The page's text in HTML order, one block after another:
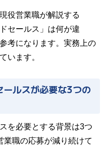
役営業職が解説する
セールス」は何が違
考になります。実務上の
います。
ルスが必要な3つの
を必要とする背景は3つ
業職の応募が減り続けて